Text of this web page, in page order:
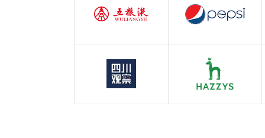
四川观察
四川观察
哈吉斯
服装行业